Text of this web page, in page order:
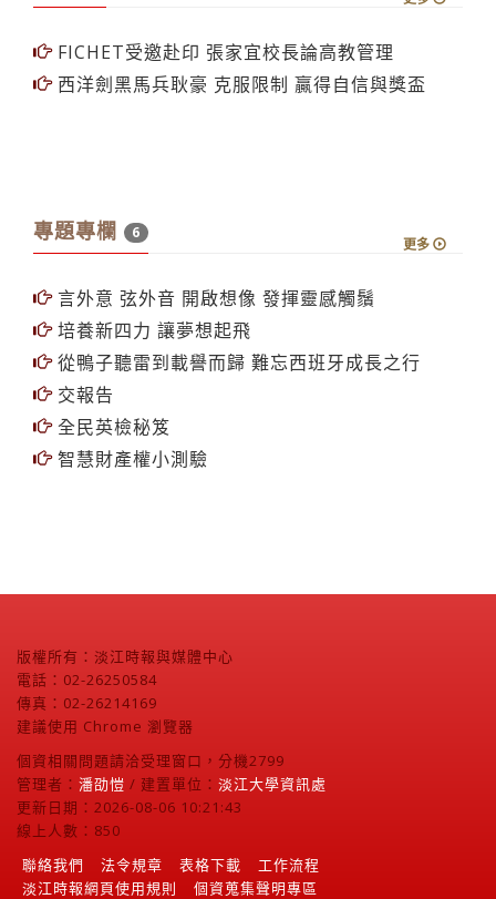
FICHET受邀赴印 張家宜校長論高教管理
言外意 弦外音 開啟想像 發揮靈感觸鬚
培養新四力 讓夢想起飛
從鴨子聽雷到載譽而歸 難忘西班牙成長之行
交報告
全民英檢秘笈
版權所有：淡江時報與媒體中心
電話：02-26250584
傳真：02-26214169
建議使用 Chrome 瀏覽器
個資相關問題請洽受理窗口，分機2799
管理者： 潘劭愷/ 建置單位： 淡江大學資訊處
更新日期：2026-08-06 10:21:43
線上人數：850